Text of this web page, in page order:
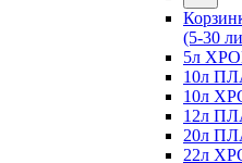
(5-30
5л
10л
10л
12л
20л
22л